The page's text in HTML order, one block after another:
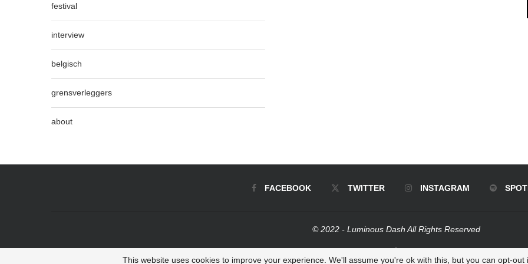
festival
interview
belgisch
grensverleggers
about
FACEBOOK TWITTER INSTAGRAM
© 2022 - Luminous Dash All Rights Reserved
BACK TO TOP
This website uses cookies to improve your experience. We'll assume you're ok with this, but you can opt-out